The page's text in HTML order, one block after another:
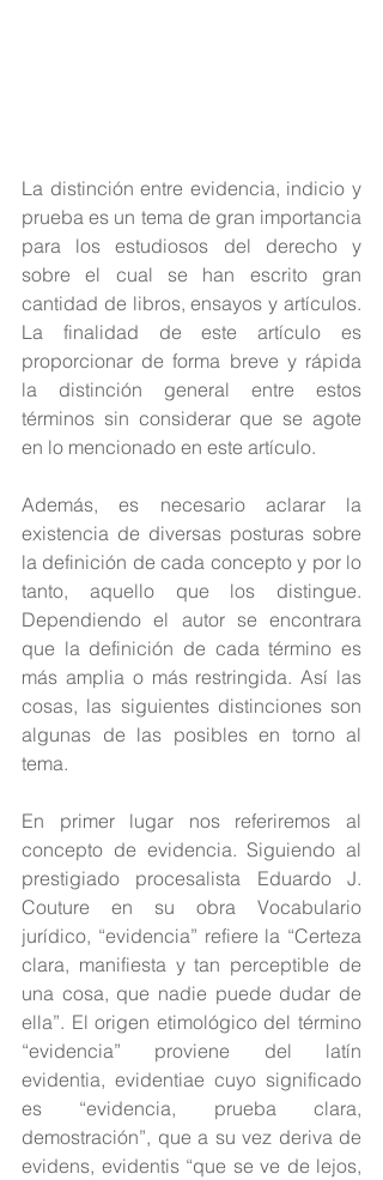
La distinción entre evidencia, indicio y
prueba es un tema de gran importancia
para los estudiosos del derecho y
sobre el cual se han escrito gran
cantidad de libros, ensayos y artículos.
La finalidad de este artículo es
proporcionar de forma breve y rápida
la distinción general entre estos
términos sin considerar que se agote
en lo mencionado en este artículo.
Además, es necesario aclarar la
existencia de diversas posturas sobre
la definición de cada concepto y por lo
tanto, aquello que los distingue.
Dependiendo el autor se encontrara
que la definición de cada término es
más amplia o más restringida. Así las
cosas, las siguientes distinciones son
algunas de las posibles en torno al
tema.
En primer lugar nos referiremos al
concepto de evidencia. Siguiendo al
prestigiado procesalista Eduardo J.
Couture en su obra Vocabulario
jurídico, “evidencia” refiere la “Certeza
clara, manifiesta y tan perceptible de
una cosa, que nadie puede dudar de
ella”. El origen etimológico del término
“evidencia” proviene del latín
evidentia, evidentiae cuyo significado
es “evidencia, prueba clara,
demostración”, que a su vez deriva de
evidens, evidentis “que se ve de lejos,